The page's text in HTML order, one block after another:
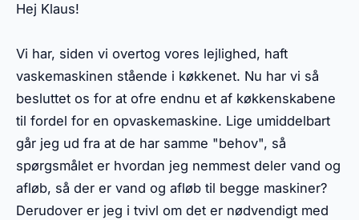
Hej Klaus!
Vi har, siden vi overtog vores lejlighed, haft
vaskemaskinen stående i køkkenet. Nu har vi så
besluttet os for at ofre endnu et af køkkenskabene
til fordel for en opvaskemaskine. Lige umiddelbart
går jeg ud fra at de har samme "behov", så
spørgsmålet er hvordan jeg nemmest deler vand og
afløb, så der er vand og afløb til begge maskiner?
Derudover er jeg i tvivl om det er nødvendigt med